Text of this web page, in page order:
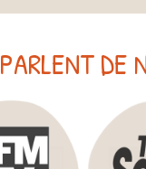
PARLENT DE